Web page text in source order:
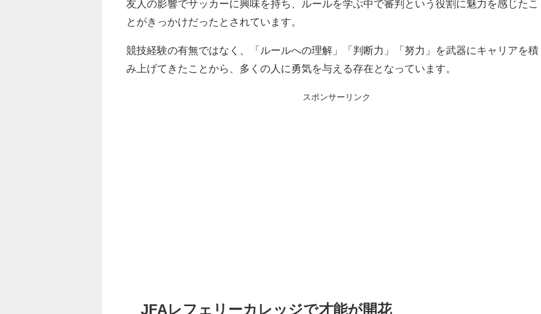
友人の影響でサッカーに興味を持ち、ルールを学ぶ中で審判という役割に魅力を感じたこ
とがきっかけだったとされています。
競技経験の有無ではなく、「ルールへの理解」「判断力」「努力」を武器にキャリアを積
み上げてきたことから、多くの人に勇気を与える存在となっています。
スポンサーリンク
JFAレフェリーカレッジで才能が開花